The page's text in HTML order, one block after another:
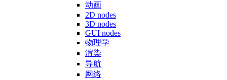
动画
2D nodes
3D nodes
GUI nodes
物理学
渲染
导航
网络